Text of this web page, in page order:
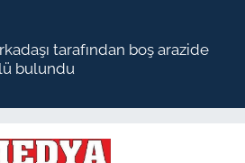
tarafından boş arazide
bulundu